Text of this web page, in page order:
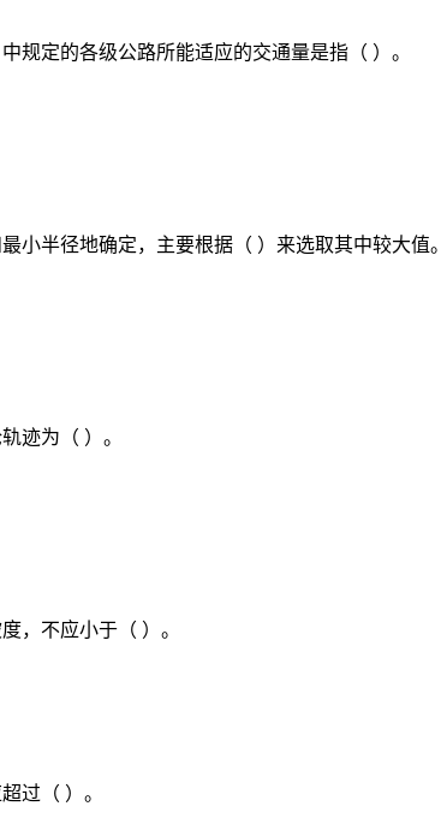
规定的各级公路所能适应的交通量是指（ ）。
小半径地确定，主要根据（ ）来选取其中较大值。
迹为（ ）。
，不应小于（ ）。
过（ ）。